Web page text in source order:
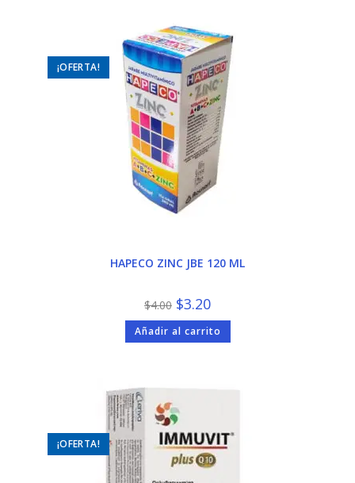
¡OFERTA!
HAPECO ZINC JBE 120 ML
$4.00 El
precio
original
era:
$4.00.
$3.20El
precio
actual
es:
$3.20.
Añadir al carrito
¡OFERTA!